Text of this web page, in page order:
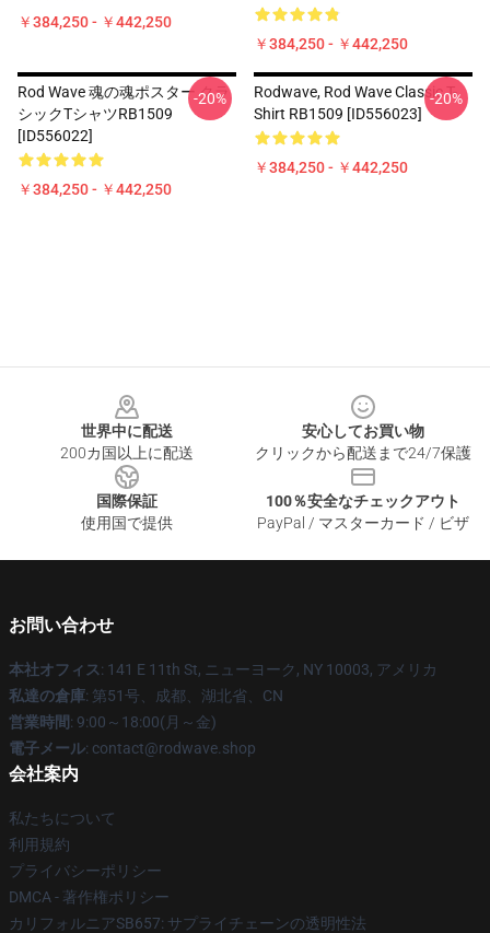
￥384,250 - ￥442,250
￥384,250 - ￥442,250
Rod Wave 魂の魂ポスター クラ
シックTシャツRB1509
[ID556022]
￥384,250 - ￥442,250
-20%
Rodwave, Rod Wave Classic T-
Shirt RB1509 [ID556023]
￥384,250 - ￥442,250
-20%
世界中に配送
200カ国以上に配送
安心してお買い物
クリックから配送まで24/7保護
国際保証
使用国で提供
100％安全なチェックアウト
PayPal / マスターカード / ビザ
お問い合わせ
本社オフィス: 141 E 11th St, ニューヨーク, NY 10003, アメリカ
私達の倉庫: 第51号、成都、湖北省、CN
営業時間: 9:00～18:00(月～金)
電子メール: contact@rodwave.shop
会社案内
私たちについて
利用規約
プライバシーポリシー
DMCA - 著作権ポリシー
カリフォルニアSB657: サプライチェーンの透明性法